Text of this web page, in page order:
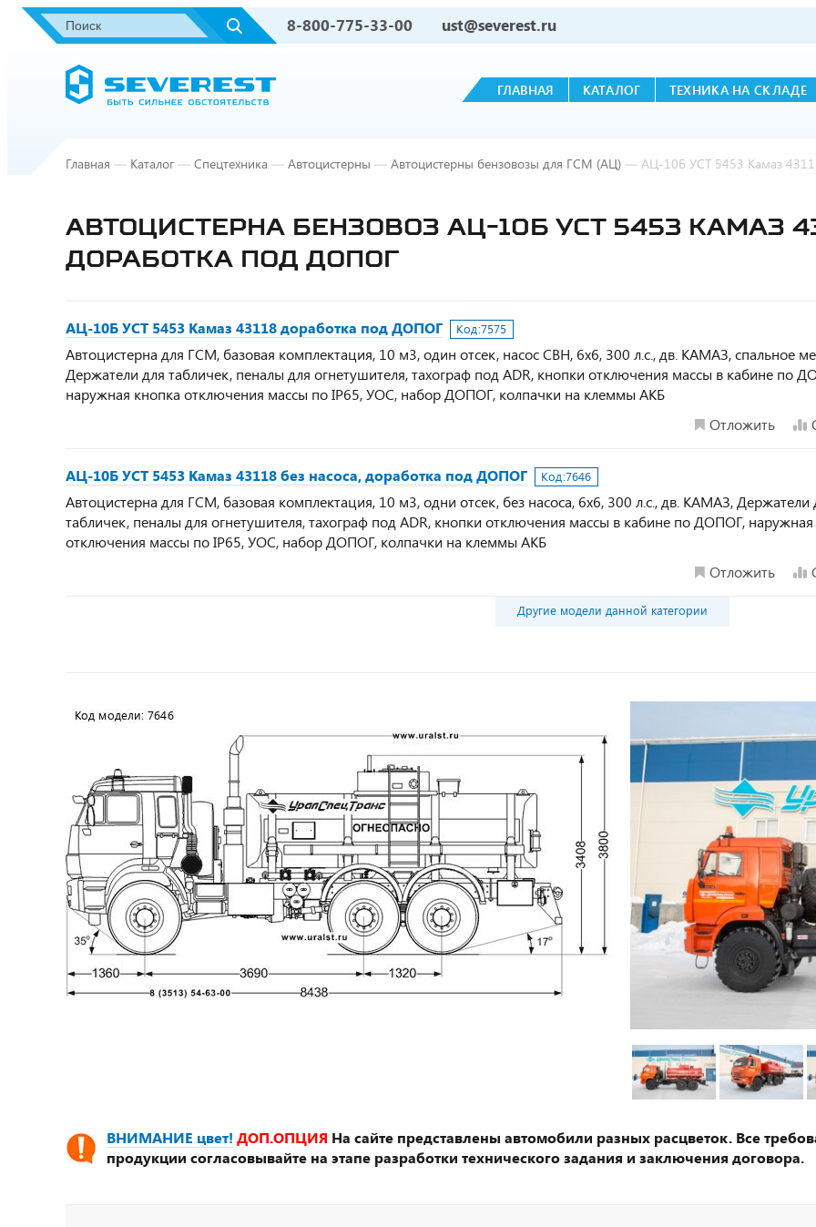
8-800-775-33-00 ust@severest.ru
ГЛАВНАЯ КАТАЛОГ ТЕХНИКА НА СКЛАДЕ
Главная — Каталог — Спецтехника — Автоцистерны — Автоцистерны бензовозы для ГСМ (АЦ) — АЦ-10Б УСТ 5453 Камаз
АВТОЦИСТЕРНА БЕНЗОВОЗ АЦ-10Б УСТ 5453 КАМАЗ
ДОРАБОТКА ПОД ДОПОГ
АЦ-10Б УСТ 5453 Камаз 43118 доработка под ДОПОГ Код:7575
Автоцистерна для ГСМ, базовая комплектация, 10 м3, один отсек, насос СВН, 6х6, 300 л.с., дв. КАМАЗ, спальное
Держатели для табличек, пеналы для огнетушителя, тахограф под ADR, кнопки отключения массы в кабине по
наружная кнопка отключения массы по IP65, УОС, набор ДОПОГ, колпачки на клеммы АКБ
Отложить
АЦ-10Б УСТ 5453 Камаз 43118 без насоса, доработка под ДОПОГ Код:7646
Автоцистерна для ГСМ, базовая комплектация, 10 м3, одни отсек, без насоса, 6х6, 300 л.с., дв. КАМАЗ, Держатели
табличек, пеналы для огнетушителя, тахограф под ADR, кнопки отключения массы в кабине по ДОПОГ,
отключения массы по IP65, УОС, набор ДОПОГ, колпачки на клеммы АКБ
Отложить
Другие модели данной категории
ВНИМАНИЕ цвет! ДОП.ОПЦИЯ На сайте представлены автомобили разных расцветок. Все
продукции согласовывайте на этапе разработки технического задания и заключения договора.